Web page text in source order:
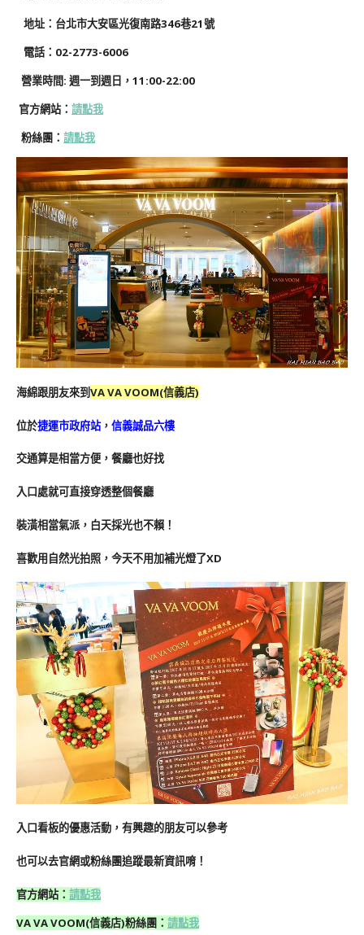
地址：台北市大安區光復南路346巷21號
電話：02-2773-6006
營業時間: 週一到週日 ， 11:00-22:00
官方網站： 請點我
粉絲團 ： 請點我
海綿跟朋友來到VA VA VOOM(信義店)
位於捷運市政府站， 信義誠品六樓
交通算是相當方便，餐廳也好找
入口處就可直接穿透整個餐廳
裝潢相當氣派，白天採光也不賴！
喜歡用自然光拍照，今天不用加補光燈了XD
入口看板的優惠活動，有興趣的朋友可以參考
也可以去官網或粉絲團追蹤最新資訊唷！
官方網站： 請點我
VA VA VOOM(信義店)粉絲團 ： 請點我